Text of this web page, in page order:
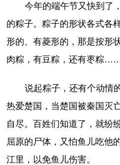
今年的端午节又快到了
的粽子。粽子的形状各式各
形的、有菱形的，那是按形
肉粽，有豆粽，还有枣粽
说起粽子，还有个动情
热爱楚国，当楚国被秦国灭
自尽。百姓们知道了，就纷
屈原的尸体，又怕鱼儿吃他
江里，以免鱼儿伤害。